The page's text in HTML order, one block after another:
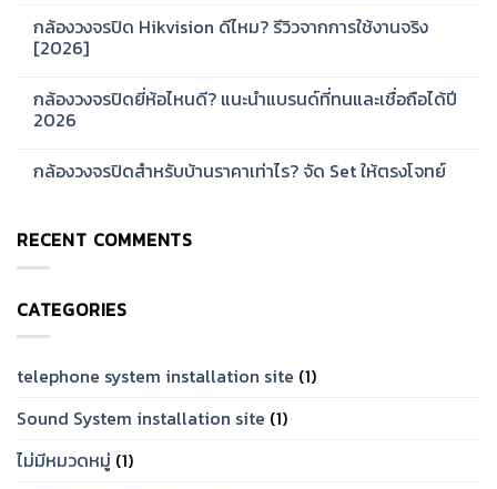
แนะนำ
ซี
รีส์
และ
ออฟฟิศ
[2026]
on
การ
ออกแบบ
CCTV
สำหรับ
โรงงาน
[2026]
กล้องวงจรปิด Hikvision ดีไหม? รีวิวจากการใช้งานจริง
[2026]
on
กล้อง
วงจรปิด
ไหม?
ใช้
งาน
[2026]
กล้องวงจรปิดยี่ห้อไหนดี? แนะนำแบรนด์ที่ทนและเชื่อถือได้ปี
2026
on
ไหน
ดี?
แบรนด์
ทน
และ
ถือ
ปี
2026
กล้องวงจรปิดสำหรับบ้านราคาเท่าไร? จัด Set ให้ตรงโจทย์
กล้อง
วงจรปิด
สำหรับ
เท่าไร?
Set
ตรง
โจทย์
RECENT COMMENTS
CATEGORIES
telephone system installation site (1)
Sound System installation site (1)
ไม่มีหมวดหมู่ (1)